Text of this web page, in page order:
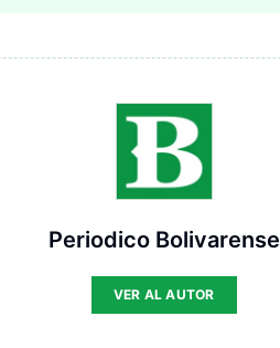
Periodico Bolivarense
VER AL AUTOR